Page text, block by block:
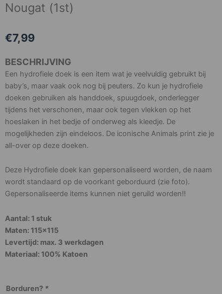
Nougat (1st)
€7,99
BESCHRIJVING
Een hydrofiele doek is een item wat je veelvuldig gebruikt bij
baby’s, maar vaak ook nog bij peuters. Zo kun je hydrofiele
doeken gebruiken als handdoek, spuugdoek, onderlegger
tijdens het verschonen, maar ook tegen vlekken op het
hoeslaken in het bedje of onderweg als kleedje. De
mogelijkheden zijn eindeloos. De iconische Animals print zie je
all-over op deze doeken.
Deze Hydrofiele doek kan gepersonaliseerd worden, de naam
wordt standaard op de voorkant geborduurd (zie foto).
Gepersonaliseerde items kunnen niet geruild worden!!
Aantal: 1 stuk
Maten: 115×115
Levertijd: max. 3 werkdagen
Materiaal: 100% Katoen
Borduren? *
Hydrofiele